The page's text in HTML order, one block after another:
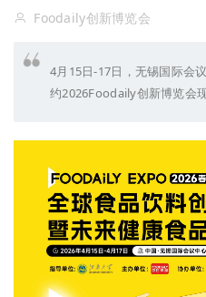
Foodaily创新博览会
4月15日-17日，无锡国际会
约2026Foodaily创新博览会